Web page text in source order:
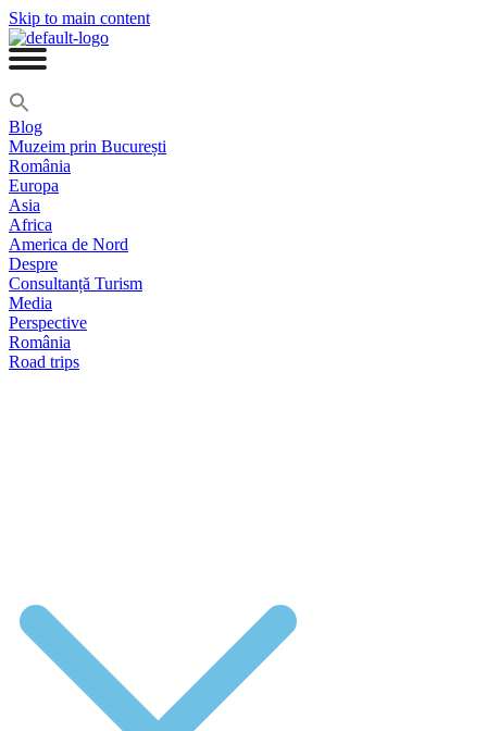
Skip to main content
Blog
Muzeim prin București
România
Europa
Asia
Africa
America de Nord
Despre
Consultanță Turism
Media
Perspective
România
Road trips